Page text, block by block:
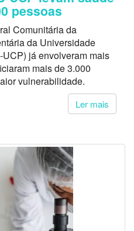
pessoas
Comunitária da
da Universidade
já envolveram mais
mais de 3.000
vulnerabilidade.
Ler mais